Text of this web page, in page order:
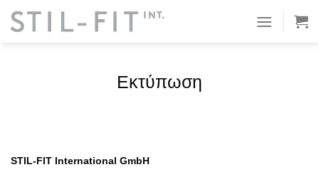
στο
Εκτύπωση
STIL-FIT International GmbH